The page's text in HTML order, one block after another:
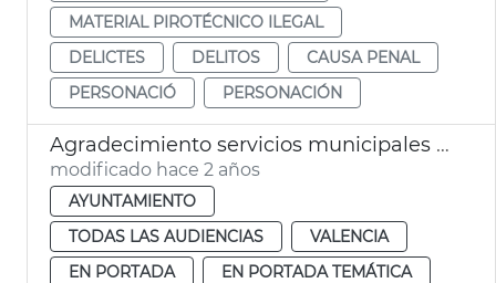
MATERIAL PIROTÉCNICO ILEGAL
DELICTES
DELITOS
CAUSA PENAL
PERSONACIÓ
PERSONACIÓN
Agradecimiento servicios municipales Fallas
modificado hace 2 años
AYUNTAMIENTO
TODAS LAS AUDIENCIAS
VALENCIA
EN PORTADA
EN PORTADA TEMÁTICA